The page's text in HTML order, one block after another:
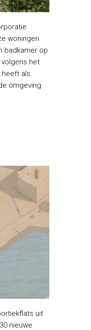
woningen
badkamer op
het
heeft als
omgeving.
uit
nieuwe